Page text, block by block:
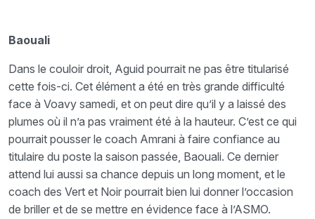
Baouali
Dans le couloir droit, Aguid pourrait ne pas être titularisé
cette fois-ci. Cet élément a été en très grande difficulté
face à Voavy samedi, et on peut dire qu’il y a laissé des
plumes où il n’a pas vraiment été à la hauteur. C’est ce qui
pourrait pousser le coach Amrani à faire confiance au
titulaire du poste la saison passée, Baouali. Ce dernier
attend lui aussi sa chance depuis un long moment, et le
coach des Vert et Noir pourrait bien lui donner l’occasion
de briller et de se mettre en évidence face à l’ASMO.